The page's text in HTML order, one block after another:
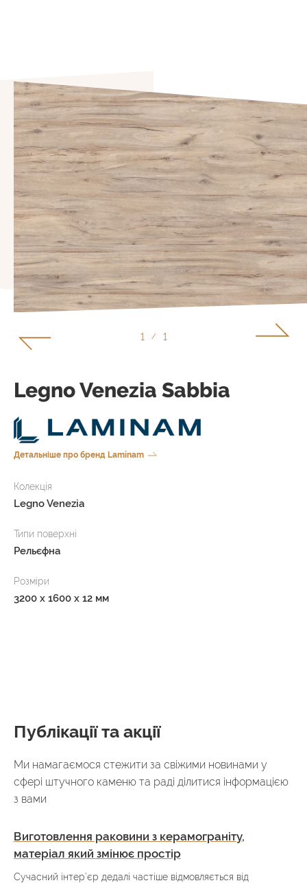
1 / 1
Legno Venezia Sabbia
Детальніше про бренд Laminam
Колекція
Legno Venezia
Типи поверхні
Рельєфна
Розміри
3200 x 1600 x 12 мм
Публікації та акції
Ми намагаємося стежити за свіжими новинами у
сфері штучного каменю та раді ділитися інформацією
з вами
Виготовлення раковини з керамограніту,
матеріал який змінює простір
Сучасний інтер’єр дедалі частіше відмовляється від